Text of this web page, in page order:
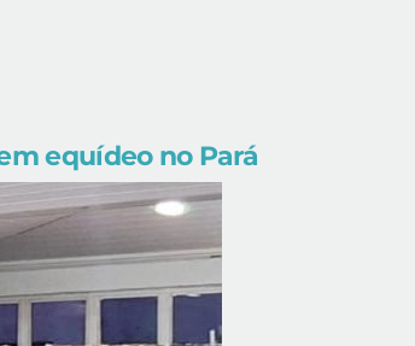
equídeo no Pará